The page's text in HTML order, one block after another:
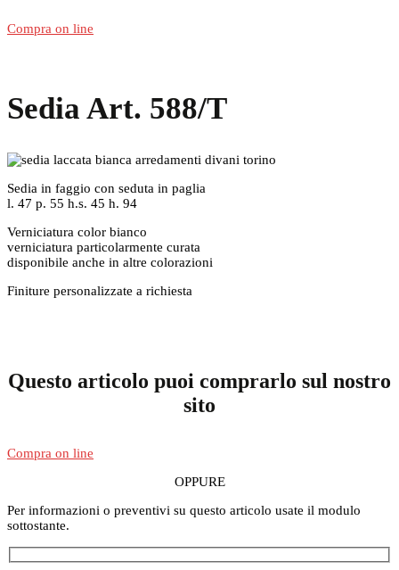
Compra on line
Sedia Art. 588/T
Sedia in faggio con seduta in paglia
l. 47 p. 55 h.s. 45 h. 94
Verniciatura color bianco
verniciatura particolarmente curata
disponibile anche in altre colorazioni
Finiture personalizzate a richiesta
Questo articolo puoi comprarlo sul nostro
sito
Compra on line
OPPURE
Per informazioni o preventivi su questo articolo usate il modulo
sottostante.